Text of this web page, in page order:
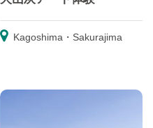
Kagoshima・Sakurajima